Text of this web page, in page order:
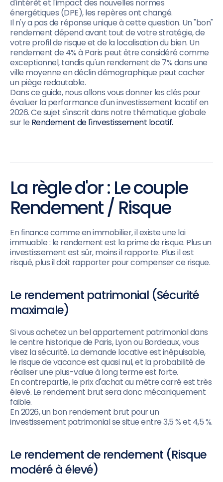
d'intérêt et l'impact des nouvelles normes
énergétiques (DPE), les repères ont changé.
Il n'y a pas de réponse unique à cette question. Un "bon"
rendement dépend avant tout de votre stratégie, de
votre profil de risque et de la localisation du bien. Un
rendement de 4% à Paris peut être considéré comme
exceptionnel, tandis qu'un rendement de 7% dans une
ville moyenne en déclin démographique peut cacher
un piège redoutable.
Dans ce guide, nous allons vous donner les clés pour
évaluer la performance d'un investissement locatif en
2026. Ce sujet s'inscrit dans notre thématique globale
sur le Rendement de l'investissement locatif.
La règle d'or : Le couple
Rendement / Risque
En finance comme en immobilier, il existe une loi
immuable : le rendement est la prime de risque. Plus un
investissement est sûr, moins il rapporte. Plus il est
risqué, plus il doit rapporter pour compenser ce risque.
Le rendement patrimonial (Sécurité
maximale)
Si vous achetez un bel appartement patrimonial dans
le centre historique de Paris, Lyon ou Bordeaux, vous
visez la sécurité. La demande locative est inépuisable,
le risque de vacance est quasi nul, et la probabilité de
réaliser une plus-value à long terme est forte.
En contrepartie, le prix d'achat au mètre carré est très
élevé. Le rendement brut sera donc mécaniquement
faible.
En 2026, un bon rendement brut pour un
investissement patrimonial se situe entre 3,5 % et 4,5 %.
Le rendement de rendement (Risque
modéré à élevé)